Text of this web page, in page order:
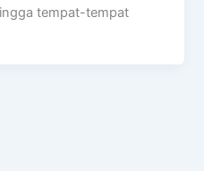
tempat-tempat